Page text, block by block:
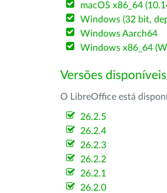
macOS x86_64
Windows (32 bit,
Windows Aarch64
Windows x86_64
Versões disponíveis
O LibreOffice está
26.2.5
26.2.4
26.2.3
26.2.2
26.2.1
26.2.0